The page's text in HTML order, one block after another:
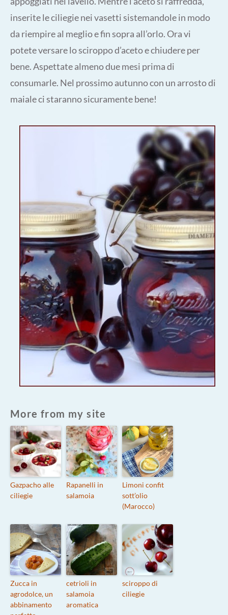
inserite le ciliegie nei vasetti sistemandole in modo
da riempire al meglio e fin sopra all’orlo. Ora vi
potete versare lo sciroppo d’aceto e chiudere per
bene. Aspettate almeno due mesi prima di
consumarle. Nel prossimo autunno con un arrosto di
maiale ci staranno sicuramente bene!
More from my site
Gazpacho alle
ciliegie
Rapanelli in
salamoia
Limoni confit
sott’olio
(Marocco)
Zucca in
agrodolce, un
abbinamento
cetrioli in
salamoia
aromatica
sciroppo di
ciliegie